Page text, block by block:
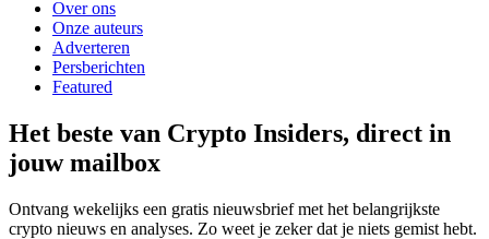
Over ons
Onze auteurs
Adverteren
Persberichten
Featured
Het beste van Crypto Insiders, direct in
jouw mailbox
Ontvang wekelijks een gratis nieuwsbrief met het belangrijkste
crypto nieuws en analyses. Zo weet je zeker dat je niets gemist hebt.